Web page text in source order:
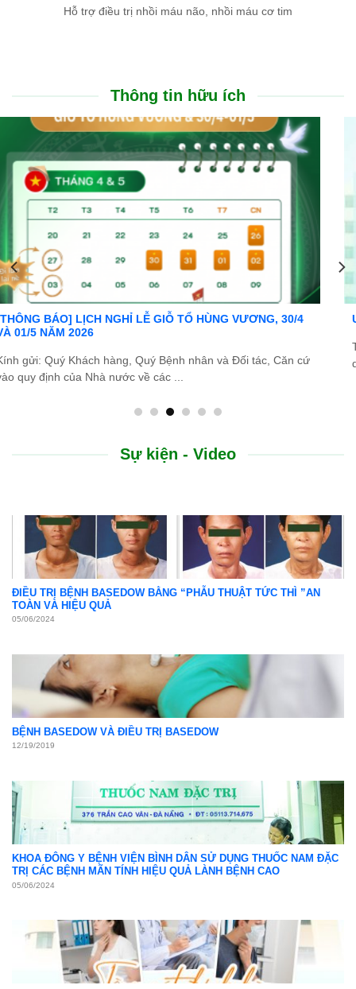
Hỗ trợ điều trị nhồi máu não, nhồi máu cơ tim
Thông tin hữu ích
Ưu đãi đặc biệt: Khám chữa bệnh áp dụng BHYT
do thiên tai lũ lụt, Bệnh viện Bình Dân ...
Sự kiện - Video
ĐIỀU TRỊ BỆNH BASEDOW BẰNG “PHẪU THUẬT TỨC THÌ ”AN
TOÀN VÀ HIỆU QUẢ
05/06/2024
BỆNH BASEDOW VÀ ĐIỀU TRỊ BASEDOW
12/19/2019
KHOA ĐÔNG Y BỆNH VIỆN BÌNH DÂN SỬ DỤNG THUỐC NAM ĐẶC
TRỊ CÁC BỆNH MÃN TÍNH HIỆU QUẢ LÀNH BỆNH CAO
05/06/2024